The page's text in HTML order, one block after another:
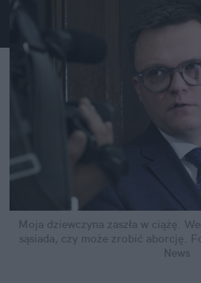
Moja dziewczyna zaszła w ciążę.
sąsiada, czy może zrobić aborcję.
News